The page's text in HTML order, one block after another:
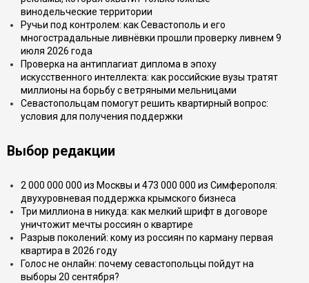
винодельческие территории
Ручьи под контролем: как Севастополь и его
многострадальные ливнёвки прошли проверку ливнем 9
июля 2026 года
Проверка на антиплагиат диплома в эпоху
искусственного интеллекта: как российские вузы тратят
миллионы на борьбу с ветряными мельницами
Севастопольцам помогут решить квартирный вопрос:
условия для получения поддержки
Выбор редакции
2 000 000 000 из Москвы и 473 000 000 из Симферополя:
двухуровневая поддержка крымского бизнеса
Три миллиона в никуда: как мелкий шрифт в договоре
уничтожит мечты россиян о квартире
Разрыв поколений: кому из россиян по карману первая
квартира в 2026 году
Голос не онлайн: почему севастопольцы пойдут на
выборы 20 сентября?